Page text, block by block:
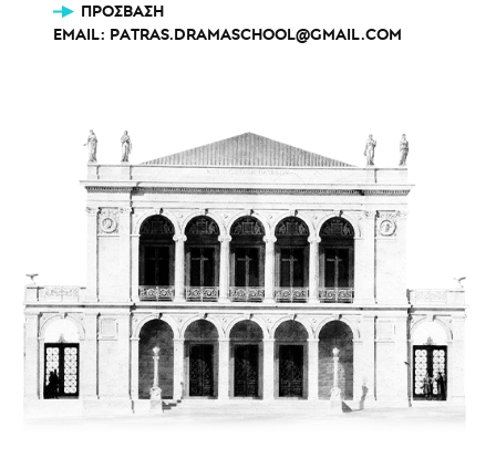
ΠΡΌΣΒΑΣΗ
EMAIL: PATRAS.DRAMASCHOOL@GMAIL.COM